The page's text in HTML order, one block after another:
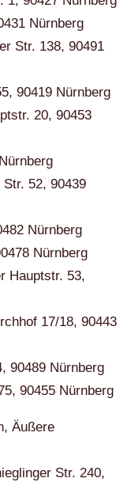
Nürnberg
Str. 138, 90491
90419 Nürnberg
20, 90453
52, 90439
Nürnberg
Nürnberg
Hauptstr. 53,
17/18, 90443
90489 Nürnberg
90455 Nürnberg
Äußere
Str. 240,